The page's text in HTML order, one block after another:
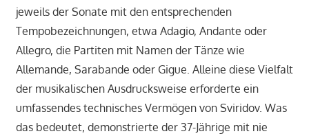
jeweils der Sonate mit den entsprechenden
Tempobezeichnungen, etwa Adagio, Andante oder
Allegro, die Partiten mit Namen der Tänze wie
Allemande, Sarabande oder Gigue. Alleine diese Vielfalt
der musikalischen Ausdrucksweise erforderte ein
umfassendes technisches Vermögen von Sviridov. Was
das bedeutet, demonstrierte der 37-Jährige mit nie